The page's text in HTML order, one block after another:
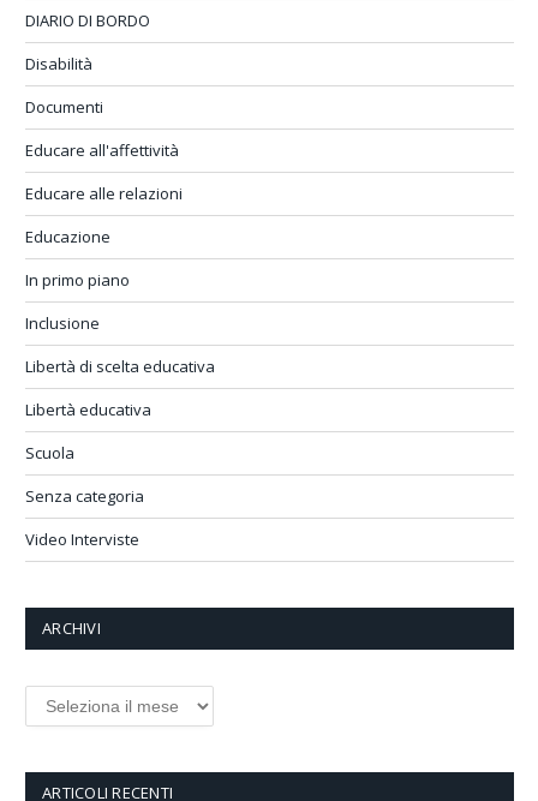
DIARIO DI BORDO
Disabilità
Documenti
Educare all'affettività
Educare alle relazioni
Educazione
In primo piano
Inclusione
Libertà di scelta educativa
Libertà educativa
Scuola
Senza categoria
Video Interviste
ARCHIVI
Archivi
ARTICOLI RECENTI